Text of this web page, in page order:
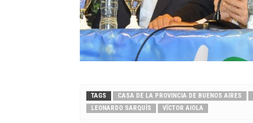
TAGS CASA DE LA PROVINCIA DE BUENOS AIRES
LEONARDO SARQUÍS
VÏCTOR AIOLA